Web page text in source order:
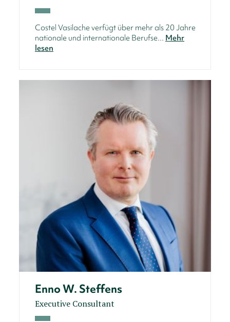
Costel Vasilache verfügt über mehr als 20 Jahre
nationale und internationale Berufse... Mehr
lesen
Enno W. Steffens
Executive Consultant